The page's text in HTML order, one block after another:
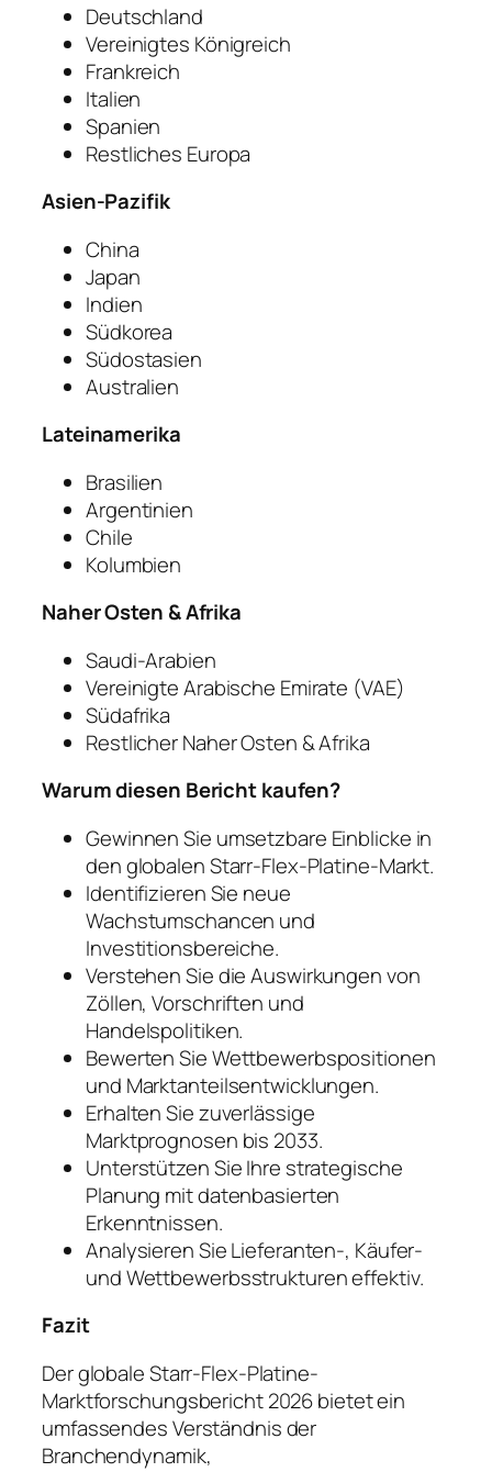
Deutschland
Vereinigtes Königreich
Frankreich
Italien
Spanien
Restliches Europa
Asien-Pazifik
China
Japan
Indien
Südkorea
Südostasien
Australien
Lateinamerika
Brasilien
Argentinien
Chile
Kolumbien
Naher Osten & Afrika
Saudi-Arabien
Vereinigte Arabische Emirate (VAE)
Südafrika
Restlicher Naher Osten & Afrika
Warum diesen Bericht kaufen?
Gewinnen Sie umsetzbare Einblicke in
den globalen Starr-Flex-Platine-Markt.
Identifizieren Sie neue
Wachstumschancen und
Investitionsbereiche.
Verstehen Sie die Auswirkungen von
Zöllen, Vorschriften und
Handelspolitiken.
Bewerten Sie Wettbewerbspositionen
und Marktanteilsentwicklungen.
Erhalten Sie zuverlässige
Marktprognosen bis 2033.
Unterstützen Sie Ihre strategische
Planung mit datenbasierten
Erkenntnissen.
Analysieren Sie Lieferanten-, Käufer-
und Wettbewerbsstrukturen effektiv.
Fazit
Der globale Starr-Flex-Platine-
Marktforschungsbericht 2026 bietet ein
umfassendes Verständnis der
Branchendynamik,